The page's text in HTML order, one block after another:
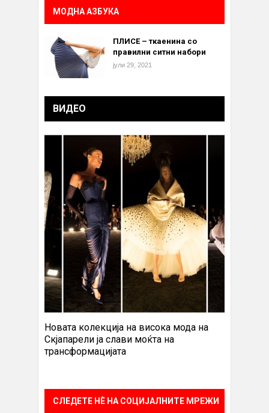
МОДНА АЗБУКА
ПЛИСЕ – ткаенина со
правилни ситни набори
јули 29, 2021
ВИДЕО
Новата колекција на висока мода на
Скјапарели ја слави моќта на
трансформацијата
СЛЕДЕТЕ НÈ НА СОЦИЈАЛНИТЕ МРЕЖИ